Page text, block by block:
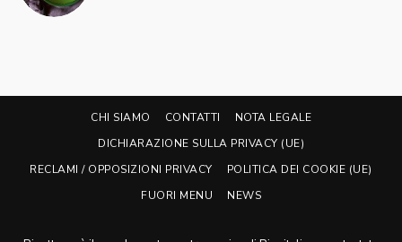
CHI SIAMO CONTATTI
NOTA LEGALE
DICHIARAZIONE SULLA PRIVACY (UE)
RECLAMI / OPPOSIZIONI PRIVACY
POLITICA DEI COOKIE (UE)
FUORI MENU
NEWS